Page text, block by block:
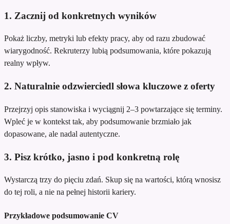
1. Zacznij od konkretnych wyników
Pokaż liczby, metryki lub efekty pracy, aby od razu zbudować
wiarygodność. Rekruterzy lubią podsumowania, które pokazują
realny wpływ.
2. Naturalnie odzwierciedl słowa kluczowe z oferty
Przejrzyj opis stanowiska i wyciągnij 2–3 powtarzające się terminy.
Wpleć je w kontekst tak, aby podsumowanie brzmiało jak
dopasowane, ale nadal autentyczne.
3. Pisz krótko, jasno i pod konkretną rolę
Wystarczą trzy do pięciu zdań. Skup się na wartości, którą wnosisz
do tej roli, a nie na pełnej historii kariery.
Przykładowe podsumowanie CV